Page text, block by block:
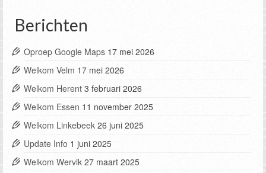
Berichten
Oproep Google Maps 17 mei 2026
Welkom Velm 17 mei 2026
Welkom Herent 3 februari 2026
Welkom Essen 11 november 2025
Welkom Linkebeek 26 juni 2025
Update Info 1 juni 2025
Welkom Wervik 27 maart 2025